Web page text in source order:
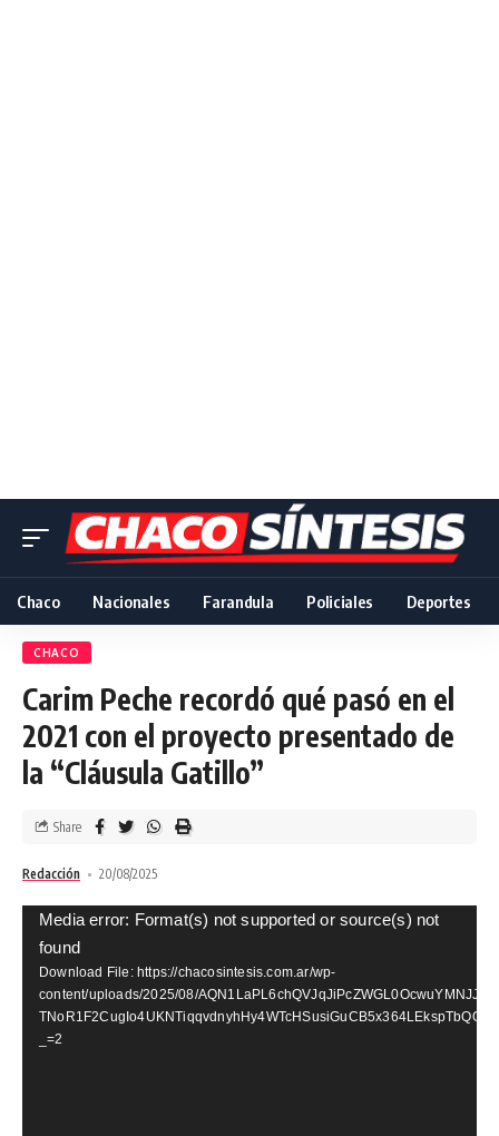
Chaco Nacionales Farandula Policiales Deportes
CHACO
Carim Peche recordó qué pasó en el
2021 con el proyecto presentado de
la “Cláusula Gatillo”
Redacción 20/08/2025
Share
Video
Player
Media error: Format(s) not supported or source(s) not
found
Download File: https://chacosintesis.com.ar/wp-
content/uploads/2025/08/
_=2